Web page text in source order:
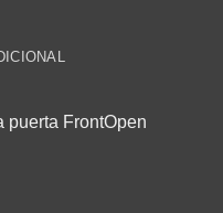
puerta FrontOpen